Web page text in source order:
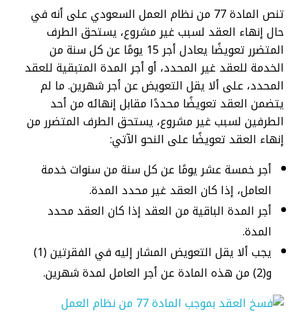
تنص المادة 77 من نظام العمل السعودي على أنه في
حال إنهاء العقد لسبب غير مشروع، يستحق الطرف
المتضرر تعويضًا يعادل أجر 15 يومًا عن كل سنة من
الخدمة للعقد غير المحدد، أو أجر المدة المتبقية للعقد
المحدد، على ألا يقل التعويض عن أجر شهرين. ما لم
يتضمن العقد تعويضًا محددًا مقابل إنهائه من أحد
الطرفين لسبب غير مشروع، يستحق الطرف المتضرر من
إنهاء العقد تعويضًا على النحو الآتي:
أجر خمسة عشر يومًا عن كل سنة من سنوات خدمة
العامل، إذا كان العقد غير محدد المدة.
أجر المدة الباقية من العقد إذا كان العقد محدد
المدة.
يجب ألا يقل التعويض المشار إليه في الفقرتين (1)
و(2) من هذه المادة عن أجر العامل لمدة شهرين.